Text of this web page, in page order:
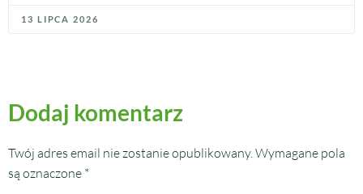
13 LIPCA 2026
Dodaj komentarz
Twój adres email nie zostanie opublikowany.Wymagane pola
są oznaczone *